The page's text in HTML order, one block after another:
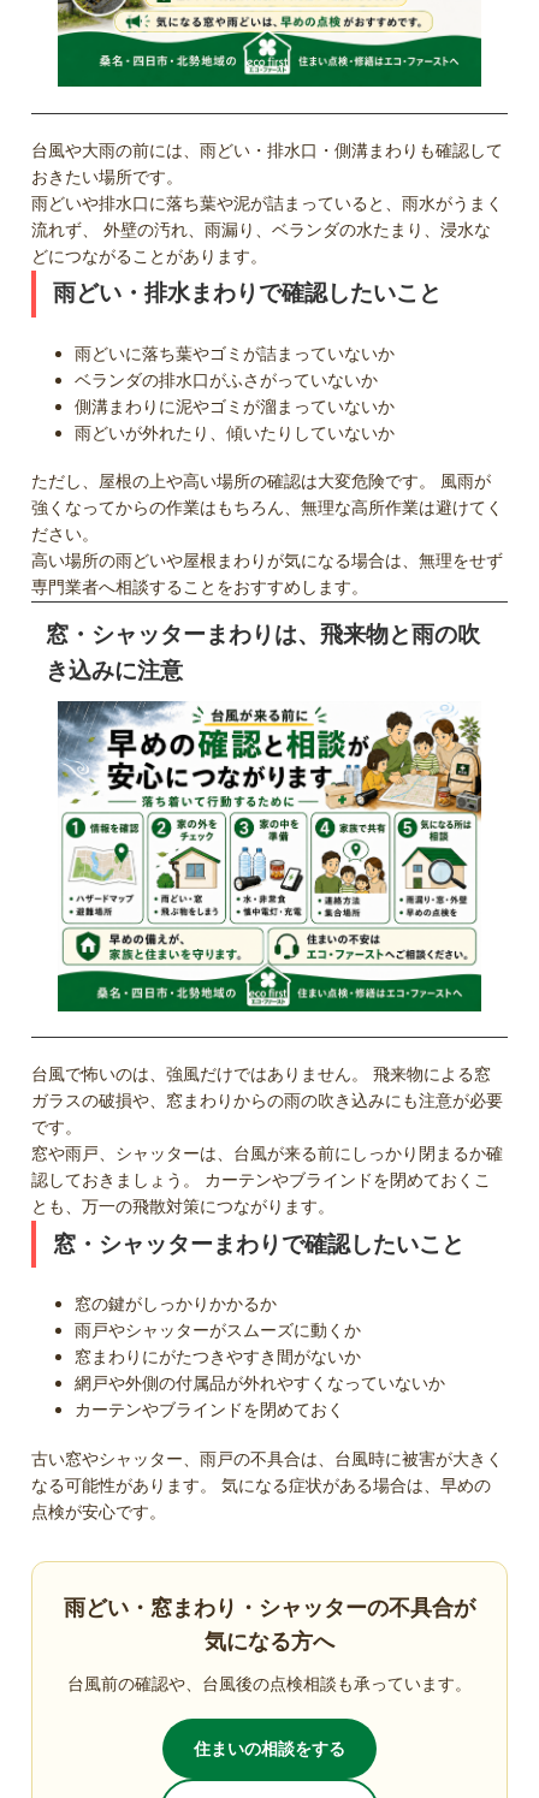
台風や大雨の前には、雨どい・排水口・側溝まわりも確認して
おきたい場所です。
雨どいや排水口に落ち葉や泥が詰まっていると、雨水がうまく
流れず、 外壁の汚れ、雨漏り、ベランダの水たまり、浸水な
どにつながることがあります。
雨どい・排水まわりで確認したいこと
雨どいに落ち葉やゴミが詰まっていないか
ベランダの排水口がふさがっていないか
側溝まわりに泥やゴミが溜まっていないか
雨どいが外れたり、傾いたりしていないか
ただし、屋根の上や高い場所の確認は大変危険です。 風雨が
強くなってからの作業はもちろん、無理な高所作業は避けてく
ださい。
高い場所の雨どいや屋根まわりが気になる場合は、無理をせず
専門業者へ相談することをおすすめします。
窓・シャッターまわりは、飛来物と雨の吹
き込みに注意
台風で怖いのは、強風だけではありません。 飛来物による窓
ガラスの破損や、窓まわりからの雨の吹き込みにも注意が必要
です。
窓や雨戸、シャッターは、台風が来る前にしっかり閉まるか確
認しておきましょう。 カーテンやブラインドを閉めておくこ
とも、万一の飛散対策につながります。
窓・シャッターまわりで確認したいこと
窓の鍵がしっかりかかるか
雨戸やシャッターがスムーズに動くか
窓まわりにがたつきやすき間がないか
網戸や外側の付属品が外れやすくなっていないか
カーテンやブラインドを閉めておく
古い窓やシャッター、雨戸の不具合は、台風時に被害が大きく
なる可能性があります。 気になる症状がある場合は、早めの
点検が安心です。
雨どい・窓まわり・シャッターの不具合が
気になる方へ
台風前の確認や、台風後の点検相談も承っています。
住まいの相談をする